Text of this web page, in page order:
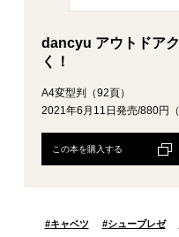
dancyu アウトドア
く！
A4変型判（92頁）
2021年6月11日発売/880円（
この本を購入する
#キャベツ #シューブレゼ